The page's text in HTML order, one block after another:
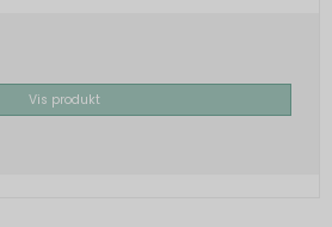
Vis produkt